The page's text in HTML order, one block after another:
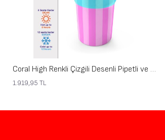
Coral High Renkli Çizgili Desenli Pipetli ve Direkt İçim Çelik Termos 900 ml 38747
1.919,95 TL